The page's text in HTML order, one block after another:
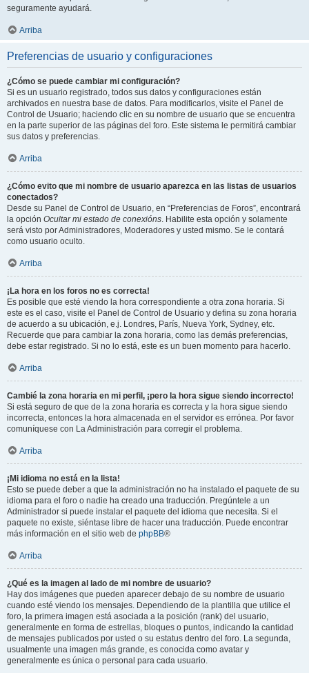
seguramente ayudará.
Arriba
Preferencias de usuario y configuraciones
¿Cómo se puede cambiar mi configuración?
Si es un usuario registrado, todos sus datos y configuraciones están
archivados en nuestra base de datos. Para modificarlos, visite el Panel de
Control de Usuario; haciendo clic en su nombre de usuario que se encuentra
en la parte superior de las páginas del foro. Este sistema le permitirá cambiar
sus datos y preferencias.
Arriba
¿Cómo evito que mi nombre de usuario aparezca en las listas de usuarios
conectados?
Desde su Panel de Control de Usuario, en “Preferencias de Foros”, encontrará
la opción Ocultar mi estado de conexións. Habilite esta opción y solamente
será visto por Administradores, Moderadores y usted mismo. Se le contará
como usuario oculto.
Arriba
¡La hora en los foros no es correcta!
Es posible que esté viendo la hora correspondiente a otra zona horaria. Si
este es el caso, visite el Panel de Control de Usuario y defina su zona horaria
de acuerdo a su ubicación, e.j. Londres, París, Nueva York, Sydney, etc.
Recuerde que para cambiar la zona horaria, como las demás preferencias,
debe estar registrado. Si no lo está, este es un buen momento para hacerlo.
Arriba
Cambié la zona horaria en mi perfil, ¡pero la hora sigue siendo incorrecto!
Si está seguro de que de la zona horaria es correcta y la hora sigue siendo
incorrecta, entonces la hora almacenada en el servidor es errónea. Por favor
comuníquese con La Administración para corregir el problema.
Arriba
¡Mi idioma no está en la lista!
Esto se puede deber a que la administración no ha instalado el paquete de su
idioma para el foro o nadie ha creado una traducción. Pregúntele a un
Administrador si puede instalar el paquete del idioma que necesita. Si el
paquete no existe, siéntase libre de hacer una traducción. Puede encontrar
más información en el sitio web de phpBB®
Arriba
¿Qué es la imagen al lado de mi nombre de usuario?
Hay dos imágenes que pueden aparecer debajo de su nombre de usuario
cuando esté viendo los mensajes. Dependiendo de la plantilla que utilice el
foro, la primera imagen está asociada a la posición (rank) del usuario,
generalmente en forma de estrellas, bloques o puntos, indicando la cantidad
de mensajes publicados por usted o su estatus dentro del foro. La segunda,
usualmente una imagen más grande, es conocida como avatar y
generalmente es única o personal para cada usuario.